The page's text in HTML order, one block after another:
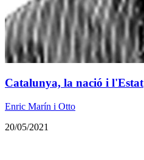
Catalunya, la nació i l'Estat
Enric Marín i Otto
20/05/2021